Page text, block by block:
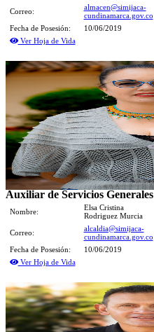
Correo:
almacen@simijaca-
cundinamarca.gov.co
Fecha de Posesión:
10/06/2019
Ver Hoja de Vida
Auxiliar de Servicios Generales
Nombre:
Elsa Cristina
Rodriguez Murcia
Correo:
alcaldia@simijaca-
cundinamarca.gov.co
Fecha de Posesión:
10/06/2019
Ver Hoja de Vida